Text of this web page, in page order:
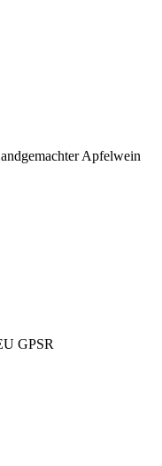
Apfelwein
GPSR